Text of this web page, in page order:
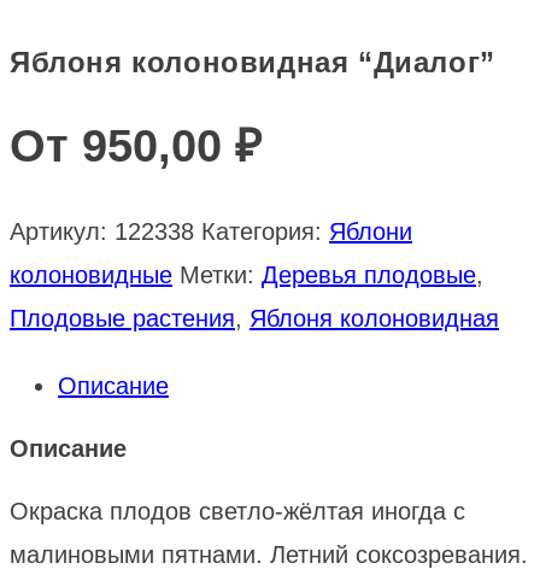
Яблоня колоновидная “Диалог”
От 950,00 ₽
Артикул: 122338 Категория: Яблони
колоновидные Метки: Деревья плодовые,
Плодовые растения, Яблоня колоновидная
Описание
Описание
Окраска плодов светло-жёлтая иногда с
малиновыми пятнами. Летний соксозревания.